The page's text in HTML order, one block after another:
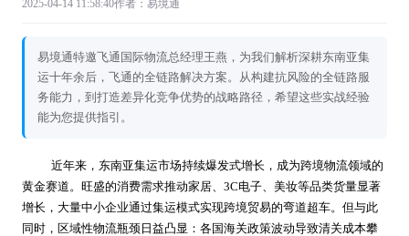
2025-04-14 11:58:40作者：易境通
易境通特邀飞通国际物流总经理王燕，为我们解析深耕东南亚集
运十年余后，飞通的全链路解决方案。从构建抗风险的全链路服
务能力，到打造差异化竞争优势的战略路径，希望这些实战经验
能为您提供指引。
近年来，东南亚集运市场持续爆发式增长，成为跨境物流领域的
黄金赛道。旺盛的消费需求推动家居、3C电子、美妆等品类货量显著
增长，大量中小企业通过集运模式实现跨境贸易的弯道超车。但与此
同时，区域性物流瓶颈日益凸显：各国海关政策波动导致清关成本攀